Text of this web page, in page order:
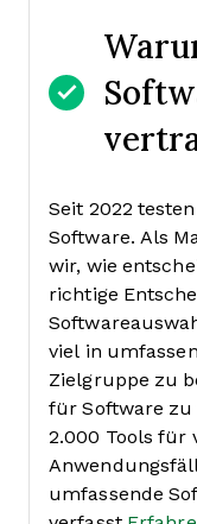
Seit 2022
Software. Als
wir, wie
richtige
viel in
Zielgruppe zu
für Software zu
2.000 Tools für
umfassende